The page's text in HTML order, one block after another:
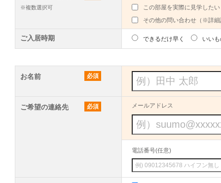
※複数選択可
この部屋を実際に見学したい
その他の問い合わせ（※詳
ご入居時期 できるだけ早く いい
お名前 必須
ご希望の連絡先 必須 メールアドレス
電話番号(任意)